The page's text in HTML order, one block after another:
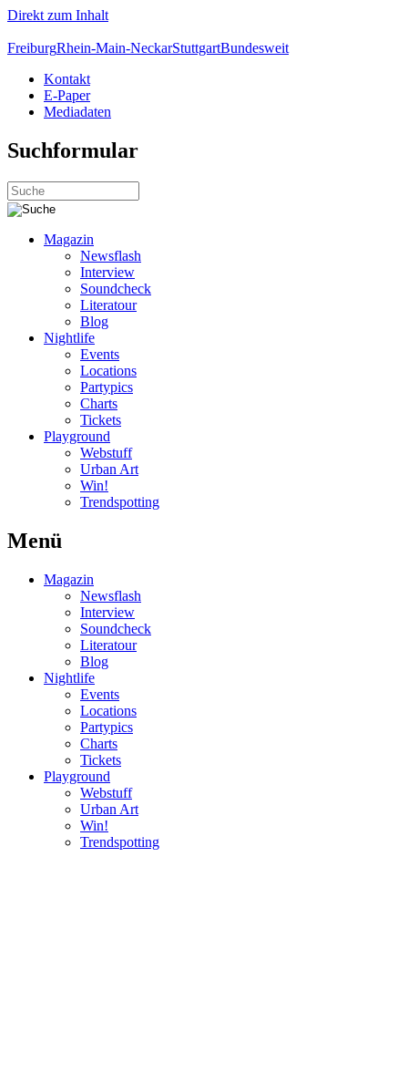
Direkt zum Inhalt
FreiburgRhein-Main-NeckarStuttgartBundesweit
Kontakt
E-Paper
Mediadaten
Suchformular
Magazin
Newsflash
Interview
Soundcheck
Literatour
Blog
Nightlife
Events
Locations
Partypics
Charts
Tickets
Playground
Webstuff
Urban Art
Win!
Trendspotting
Menü
Magazin
Newsflash
Interview
Soundcheck
Literatour
Blog
Nightlife
Events
Locations
Partypics
Charts
Tickets
Playground
Webstuff
Urban Art
Win!
Trendspotting